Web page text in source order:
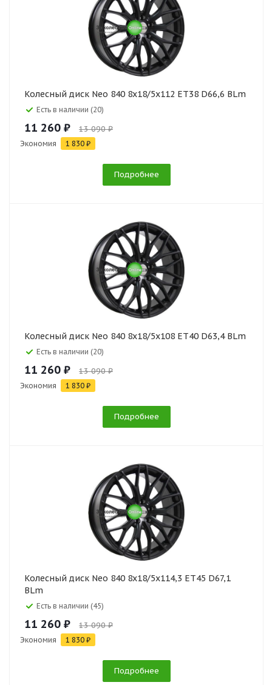
Колесный диск Neo 840 8x18/5x112 ET38 D66,6 BLm
Есть в наличии (20)
11 260 ₽ 13 090 ₽
Экономия 1 830 ₽
Подробнее
Колесный диск Neo 840 8x18/5x108 ET40 D63,4 BLm
Есть в наличии (20)
11 260 ₽ 13 090 ₽
Экономия 1 830 ₽
Подробнее
Колесный диск Neo 840 8x18/5x114,3 ET45 D67,1
BLm
Есть в наличии (45)
11 260 ₽ 13 090 ₽
Экономия 1 830 ₽
Подробнее